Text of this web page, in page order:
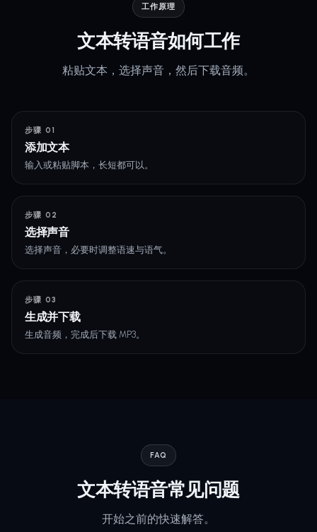
工作原理
文本转语音如何工作
粘贴文本，选择声音，然后下载音频。
步骤 01
添加文本
输入或粘贴脚本，长短都可以。
步骤 02
选择声音
选择声音，必要时调整语速与语气。
步骤 03
生成并下载
生成音频，完成后下载 MP3。
FAQ
文本转语音常见问题
开始之前的快速解答。